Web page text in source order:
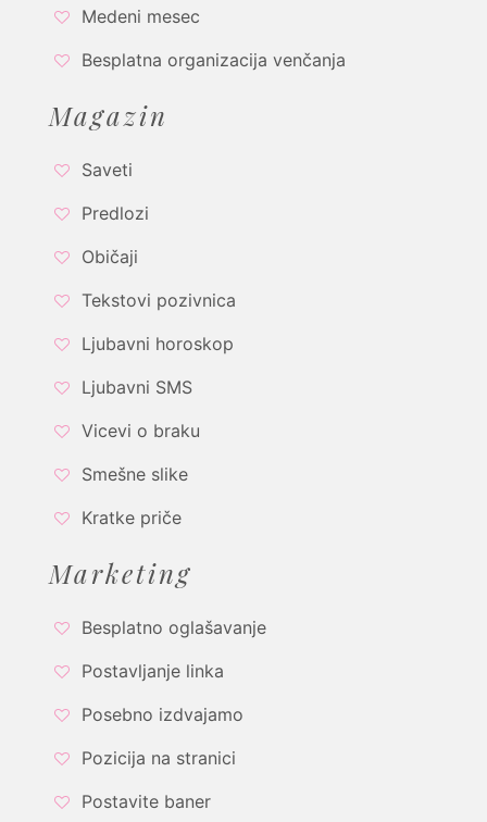
Medeni mesec
Besplatna organizacija venčanja
Magazin
Saveti
Predlozi
Običaji
Tekstovi pozivnica
Ljubavni horoskop
Ljubavni SMS
Vicevi o braku
Smešne slike
Kratke priče
Marketing
Besplatno oglašavanje
Postavljanje linka
Posebno izdvajamo
Pozicija na stranici
Postavite baner